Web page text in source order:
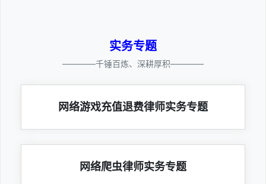
实务专题
————千锤百炼、深耕厚积————
网络游戏充值退费律师实务专题
网络爬虫律师实务专题